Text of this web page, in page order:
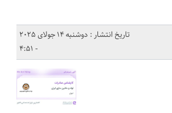
تاریخ انتشار : دوشنبه 14 جولای 2025
- 4:51